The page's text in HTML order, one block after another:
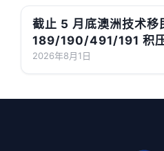
截止 5 月底澳洲技术移
189/190/491/191 积
2026年8月1日